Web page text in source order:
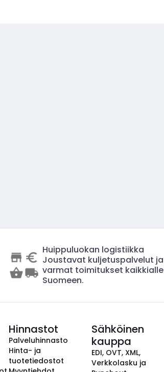
Huippuluokan logistiikka
Joustavat kuljetuspalvelut ja
varmat toimitukset kaikkialle
Suomeen.
Hinnastot
Palveluhinnasto
Hinta- ja
tuotetiedostot
Sähköinen
kauppa
EDI, OVT, XML,
Verkkolasku ja